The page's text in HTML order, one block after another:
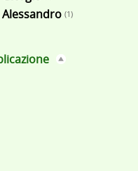
Alessandro (1)